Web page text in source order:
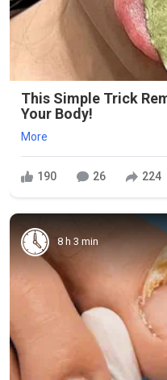
This Simple Trick
Your Body!
More
190 26 224
8 h 3 min